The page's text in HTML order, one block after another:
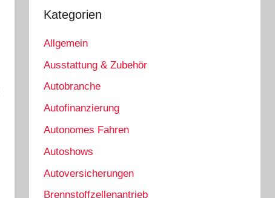
Kategorien
Allgemein
Ausstattung & Zubehör
Autobranche
Autofinanzierung
Autonomes Fahren
Autoshows
Autoversicherungen
Brennstoffzellenantrieb